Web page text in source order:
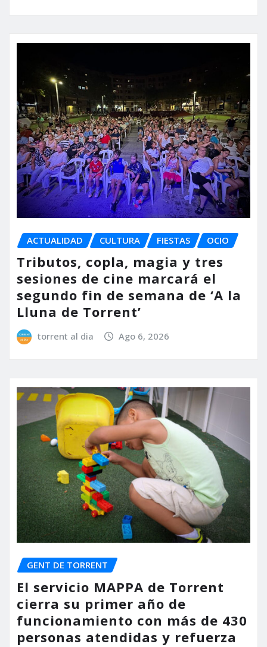
ACTUALIDAD CULTURA FIESTAS OCIO
Tributos, copla, magia y tres
sesiones de cine marcará el
segundo fin de semana de ‘A la
Lluna de Torrent’
torrent al dia Ago 6, 2026
GENT DE TORRENT
El servicio MAPPA de Torrent
cierra su primer año de
funcionamiento con más de 430
personas atendidas y refuerza